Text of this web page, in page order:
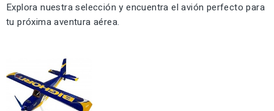
Explora nuestra selección y encuentra el avión perfecto para
tu próxima aventura aérea.